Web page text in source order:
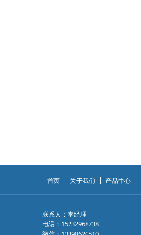
首页 关于我们 产品中心
联系人：李经理
电话：15232968738